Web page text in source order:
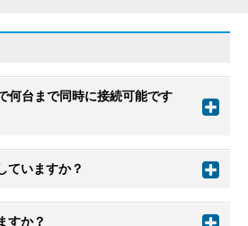
何台まで同時に接続可能です
ていますか？
すか？